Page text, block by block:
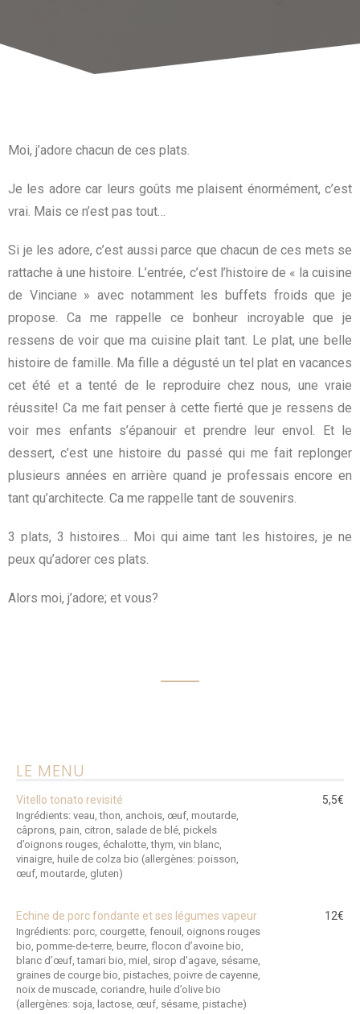
Moi, j’adore chacun de ces plats.
Je les adore car leurs goûts me plaisent énormément, c’est
vrai. Mais ce n’est pas tout…
Si je les adore, c’est aussi parce que chacun de ces mets se
rattache à une histoire. L’entrée, c’est l’histoire de « la cuisine
de Vinciane » avec notamment les buffets froids que je
propose. Ca me rappelle ce bonheur incroyable que je
ressens de voir que ma cuisine plait tant. Le plat, une belle
histoire de famille. Ma fille a dégusté un tel plat en vacances
cet été et a tenté de le reproduire chez nous, une vraie
réussite! Ca me fait penser à cette fierté que je ressens de
voir mes enfants s’épanouir et prendre leur envol. Et le
dessert, c’est une histoire du passé qui me fait replonger
plusieurs années en arrière quand je professais encore en
tant qu’architecte. Ca me rappelle tant de souvenirs.
3 plats, 3 histoires… Moi qui aime tant les histoires, je ne
peux qu’adorer ces plats.
Alors moi, j’adore; et vous?
LE MENU
Vitello tonato revisité
Ingrédients: veau, thon, anchois, œuf, moutarde,
câprons, pain, citron, salade de blé, pickels
d’oignons rouges, échalotte, thym, vin blanc,
vinaigre, huile de colza bio (allergènes: poisson,
œuf, moutarde, gluten)
5,5€
Echine de porc fondante et ses légumes vapeur
Ingrédients: porc, courgette, fenouil, oignons rouges
bio, pomme-de-terre, beurre, flocon d’avoine bio,
blanc d’œuf, tamari bio, miel, sirop d’agave, sésame,
graines de courge bio, pistaches, poivre de cayenne,
noix de muscade, coriandre, huile d’olive bio
(allergènes: soja, lactose, œuf, sésame, pistache)
12€